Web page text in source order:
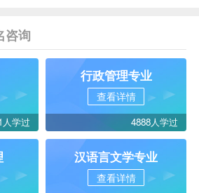
咨询
人学过
行政管理专业
查看详情
4888人学过
汉语言文学专业
查看详情